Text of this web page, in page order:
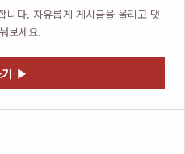
니다. 자유롭게 게시글을 올리고 댓
보세요.
기 ▶